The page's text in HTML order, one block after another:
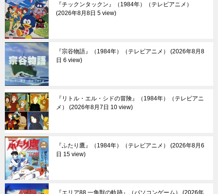
『チックンタックン』（1984年）（テレビアニメ）
2026年8月8日 5 view
『宗谷物語』（1984年）（テレビアニメ）
2026年8月8
日 6 view
『リトル・エル・シドの冒険』（1984年）（テレビアニ
メ）
2026年8月7日 10 view
『ふたり鷹』（1984年）（テレビアニメ）
2026年8月6
日 15 view
『エリア88 一角獣の軌跡』（パソコンゲーム）
2026年